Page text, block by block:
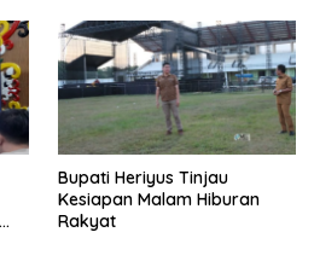
Bupati Heriyus Tinjau
Kesiapan Malam Hiburan
Rakyat